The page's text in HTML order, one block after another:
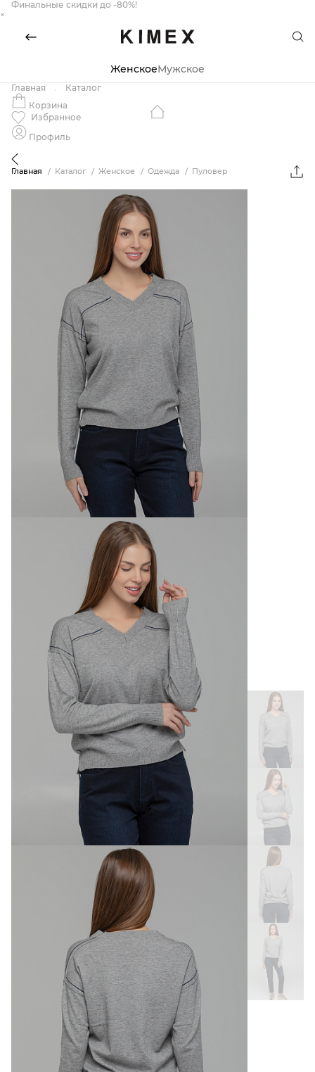
Финальные скидки до -80%!
×
ЖенскоеМужское
Главная
Каталог
Корзина
Избранное
Профиль
Главная Каталог Женское Одежда Пуловер